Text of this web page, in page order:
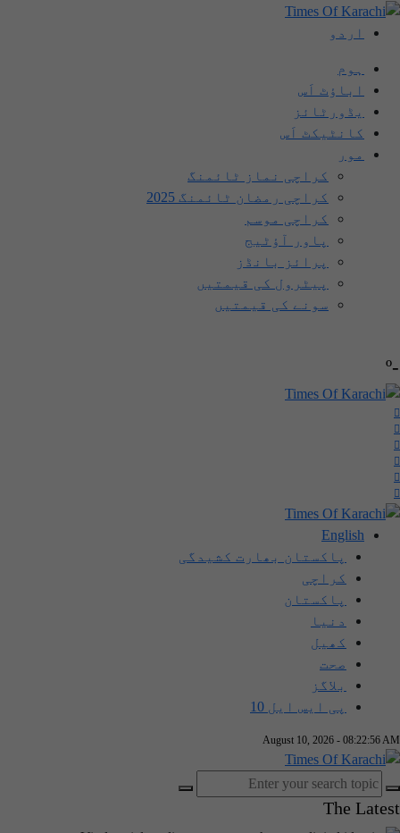
اردو
ہوم
اباؤٹ اَس
یڈورٹائز
کانٹیکٹ اَس
مور
کراچی نماز ٹائمنگ
کراچی رمضان ٹائمنگ 2025
کراچی موسم
پاور آؤٹیج
پرائز بانڈز
پیٹرول کی قیمتیں
سونے کی قیمتیں
-º
English
پاکستان بھارت کشیدگی
کراچی
پاکستان
دنیا
کھیل
صحت
بلاگز
پی ایس ایل 10
August 10, 2026 - 08:22:57 AM
The Latest